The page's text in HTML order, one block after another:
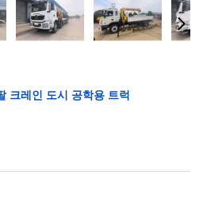
크레인 도시 공학용 트럭